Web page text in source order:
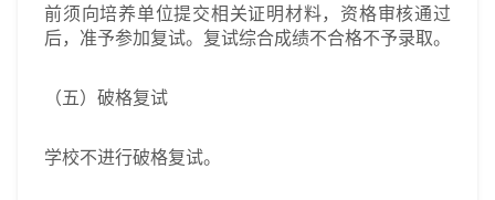
前须向培养单位提交相关证明材料，资格审核通过
后，准予参加复试。复试综合成绩不合格不予录取。
（五）破格复试
学校不进行破格复试。